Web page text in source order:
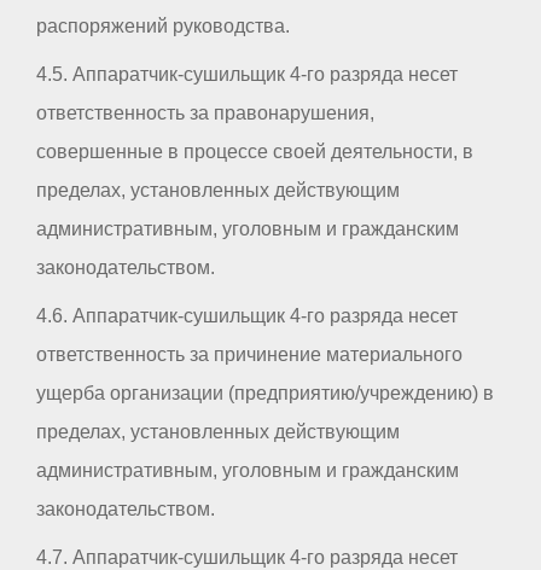
распоряжений руководства.
4.5. Аппаратчик-сушильщик 4-го разряда несет
ответственность за правонарушения,
совершенные в процессе своей деятельности, в
пределах, установленных действующим
административным, уголовным и гражданским
законодательством.
4.6. Аппаратчик-сушильщик 4-го разряда несет
ответственность за причинение материального
ущерба организации (предприятию/учреждению) в
пределах, установленных действующим
административным, уголовным и гражданским
законодательством.
4.7. Аппаратчик-сушильщик 4-го разряда несет